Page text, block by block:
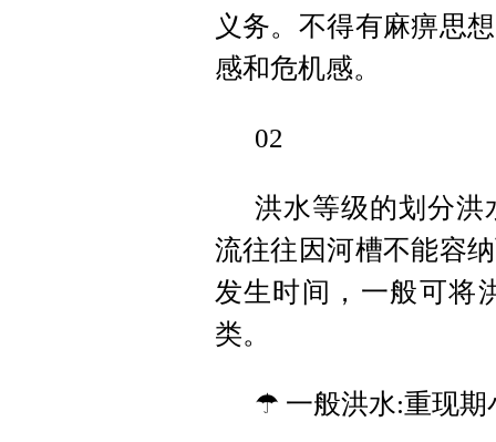
义务。不得有麻痹思
感和危机感。
02
洪水等级的划分洪
流往往因河槽不能容
发生时间，一般可将
类。
☂ 一般洪水:重现期